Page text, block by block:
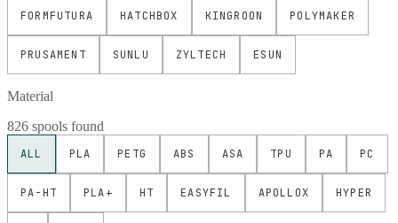
FORMFUTURA HATCHBOX KINGROON POLYMAKER
PRUSAMENT SUNLU ZYLTECH ESUN
Material
826 spools found
ALL PLA PETG ABS ASA TPU PA PC
PA-HT PLA+ HT EASYFIL APOLLOX HYPER